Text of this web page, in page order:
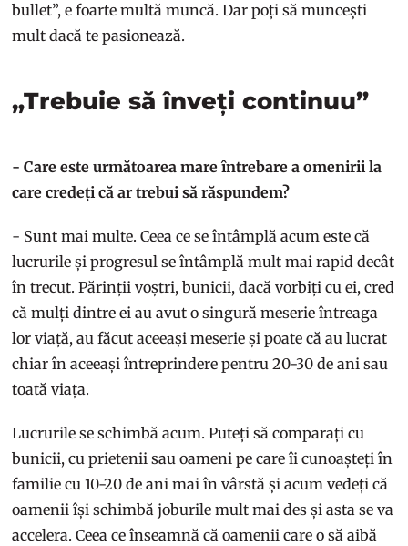
bullet”, e foarte multă muncă. Dar poți să muncești
mult dacă te pasionează.
„Trebuie să înveți continuu”
- Care este următoarea mare întrebare a omenirii la
care credeți că ar trebui să răspundem?
- Sunt mai multe. Ceea ce se întâmplă acum este că
lucrurile și progresul se întâmplă mult mai rapid decât
în trecut. Părinții voștri, bunicii, dacă vorbiți cu ei, cred
că mulți dintre ei au avut o singură meserie întreaga
lor viață, au făcut aceeași meserie și poate că au lucrat
chiar în aceeași întreprindere pentru 20-30 de ani sau
toată viața.
Lucrurile se schimbă acum. Puteți să comparați cu
bunicii, cu prietenii sau oameni pe care îi cunoașteți în
familie cu 10-20 de ani mai în vârstă și acum vedeți că
oamenii își schimbă joburile mult mai des și asta se va
accelera. Ceea ce înseamnă că oamenii care o să aibă